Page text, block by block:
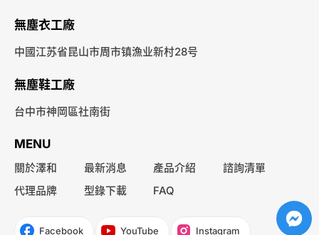
無塵衣工廠
中國江苏省昆山市周市镇漁业新村28号
無塵鞋工廠
台中市神岡區社南街
MENU
關於澤和 最新消息 產品介紹
諮詢清單
代理品牌
型錄下載 FAQ
Facebook YouTube Instagram